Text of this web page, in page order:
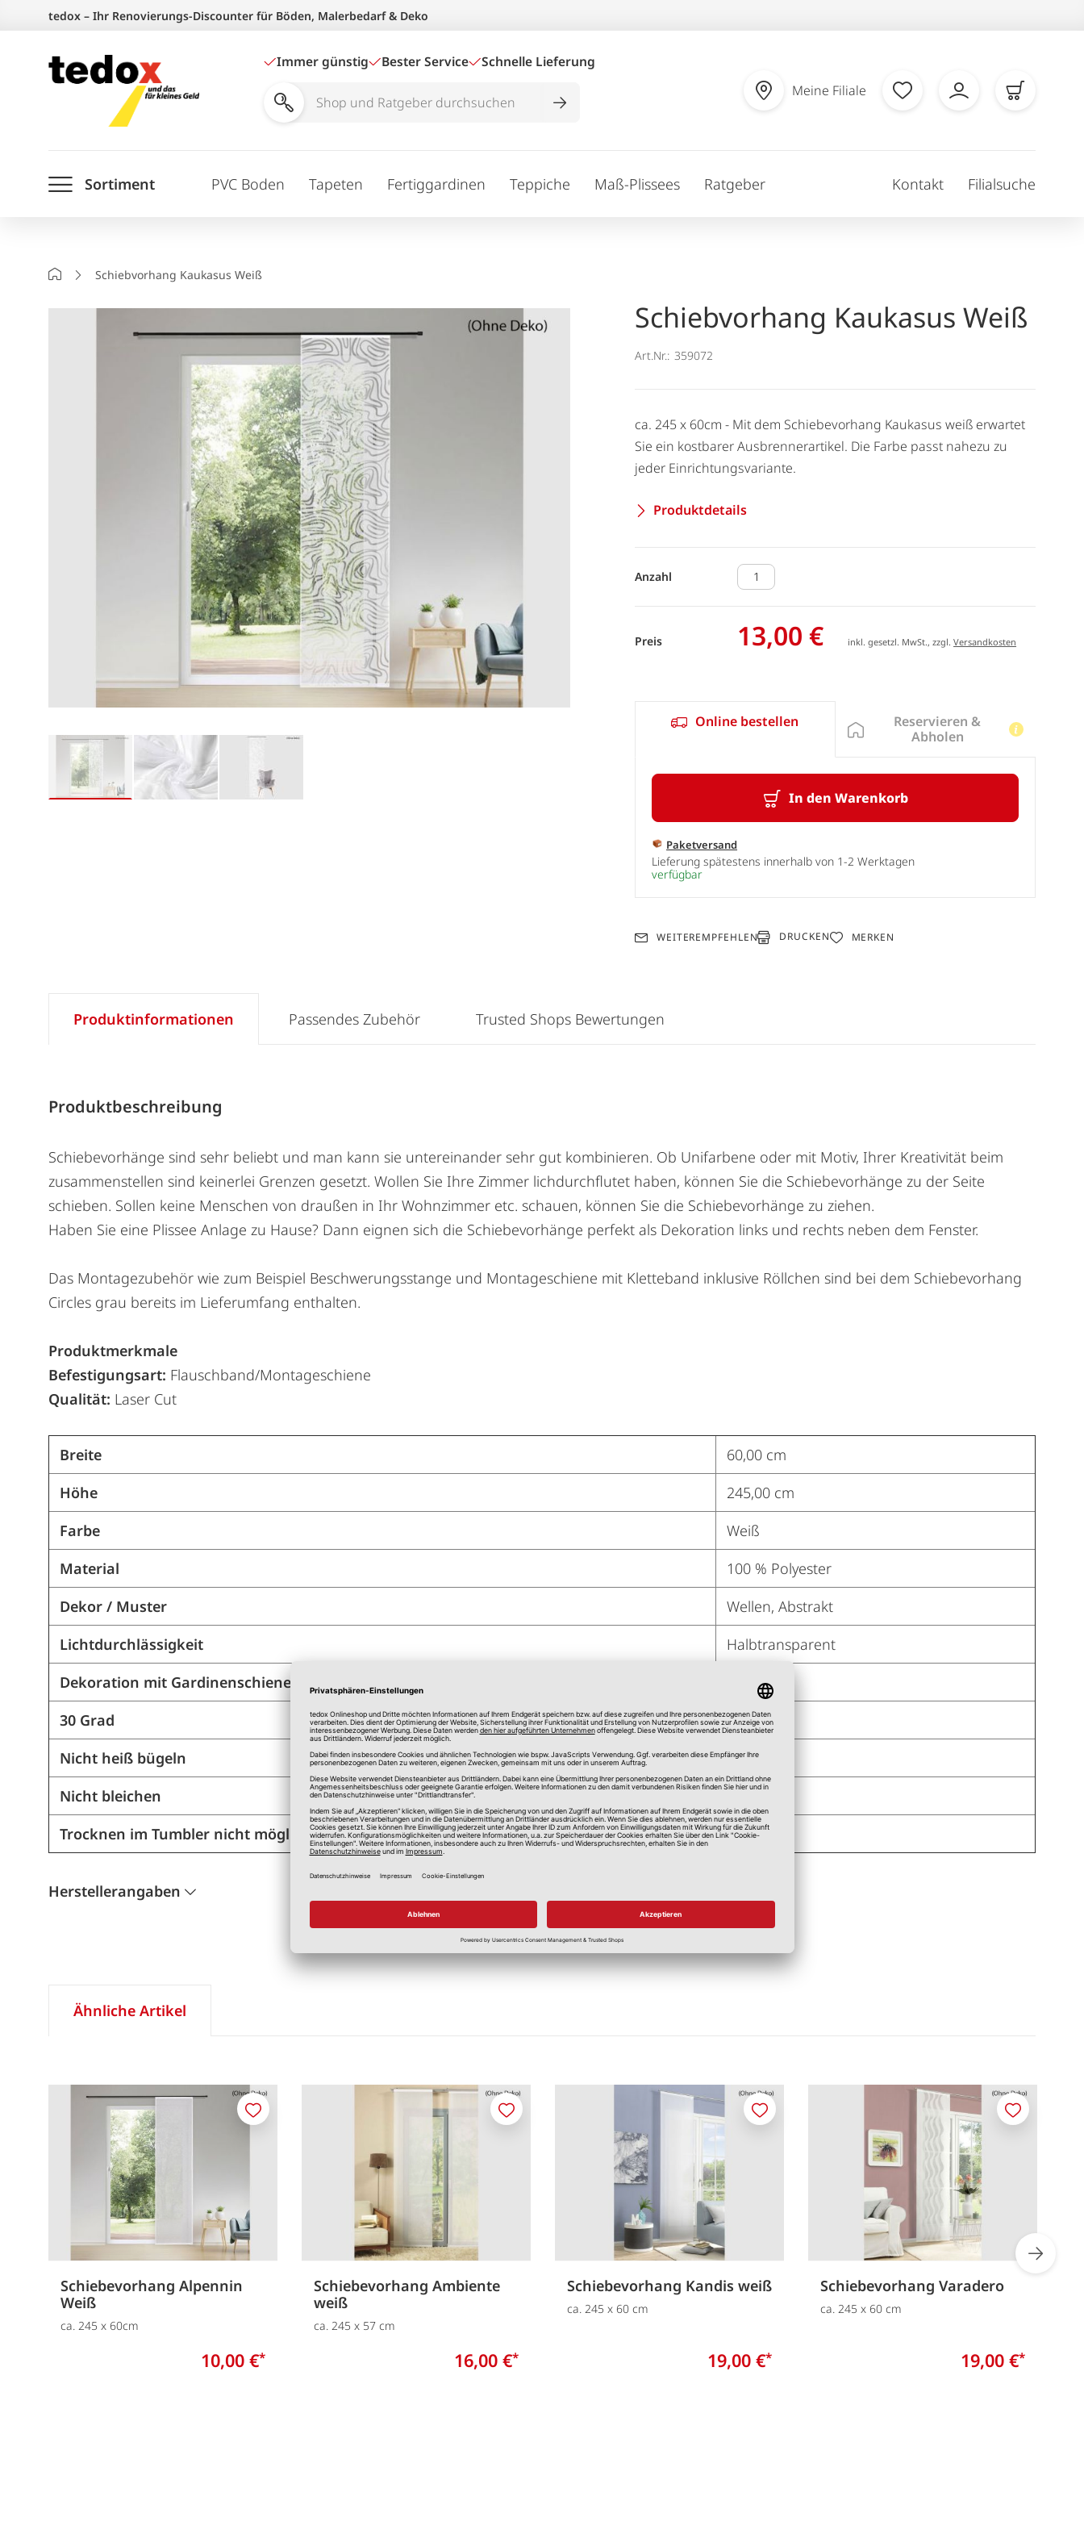
springen
tedox – Ihr Renovierungs-Discounter für Böden, Malerbedarf & Deko
Immer günstig Bester Service Schnelle Lieferung
Shop
durchsuchen
Meine Filiale
Sortiment PVC Boden Tapeten Fertiggardinen Teppiche Maß-Plissees Ratgeber Kontakt Filialsuche
StartseiteSchiebvorhang Kaukasus Weiß
Schiebvorhang Kaukasus Weiß
Art.Nr.: 359072
ca. 245 x 60cm - Mit dem Schiebevorhang Kaukasus weiß erwartet
Sie ein kostbarer Ausbrennerartikel. Die Farbe passt nahezu zu
jeder Einrichtungsvariante.
Produktdetails
Anzahl
Preis 13,00 € inkl. gesetzl. MwSt., zzgl.Versandkosten
Online bestellen
In den Warenkorb
Paketversand
Lieferung spätestens innerhalb von 1-2 Werktagen
verfügbar
Reservieren &
Abholen
WEITEREMPFEHLEN DRUCKEN MERKEN
Produktinformationen
Produktbeschreibung
Schiebevorhänge sind sehr beliebt und man kann sie untereinander sehr gut kombinieren. Ob Unifarbene oder mit Motiv, Ihrer Kreativität beim
zusammenstellen sind keinerlei Grenzen gesetzt. Wollen Sie Ihre Zimmer lichdurchflutet haben, können Sie die Schiebevorhänge zu der Seite
schieben. Sollen keine Menschen von draußen in Ihr Wohnzimmer etc. schauen, können Sie die Schiebevorhänge zu ziehen.
Haben Sie eine Plissee Anlage zu Hause? Dann eignen sich die Schiebevorhänge perfekt als Dekoration links und rechts neben dem Fenster.
Das Montagezubehör wie zum Beispiel Beschwerungsstange und Montageschiene mit Kletteband inklusive Röllchen sind bei dem Schiebevorhang
Circles grau bereits im Lieferumfang enthalten.
Produktmerkmale
Befestigungsart: Flauschband/Montageschiene
Qualität: Laser Cut
Breite
60,00 cm
Höhe
245,00 cm
Farbe
Weiß
Material
100 % Polyester
Dekor / Muster
Wellen, Abstrakt
Lichtdurchlässigkeit
Halbtransparent
Dekoration mit Gardinenschienen
30 Grad
Ja
Nicht heiß bügeln
Ja
Nicht bleichen
Ja
Trocknen im Tumbler nicht möglich
Ja
Herstellerangaben
Passendes Zubehör Trusted Shops Bewertungen
Ähnliche Artikel
Schiebevorhang Alpennin
Weiß
ca. 245 x 60cm
10,00 €*
Merken
Schiebevorhang Ambiente
weiß
ca. 245 x 57 cm
16,00 €*
Merken
Schiebevorhang Kandis weiß
ca. 245 x 60 cm
19,00 €*
Merken
Schiebevorhang Varadero
ca. 245 x 60 cm
19,00 €*
Merken